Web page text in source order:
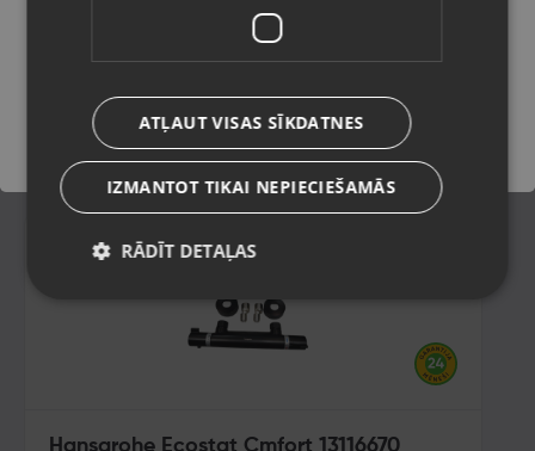
Stāvoklis Jauns (Garantija 24 mēneši)
25.00€
Hansgrohe Ecostat Cmfort 13116670
Saglabāt
ATĻAUT VISAS SĪKDATNES
IZMANTOT TIKAI NEPIECIEŠAMĀS
RĀDĪT DETAĻAS